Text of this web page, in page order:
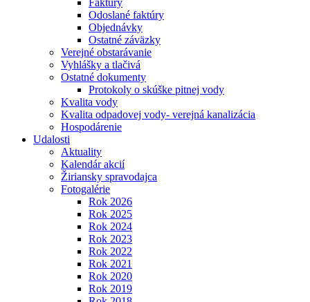
Faktúry
Odoslané faktúry
Objednávky
Ostatné záväzky
Verejné obstarávanie
Vyhlášky a tlačivá
Ostatné dokumenty
Protokoly o skúške pitnej vody
Kvalita vody
Kvalita odpadovej vody- verejná kanalizácia
Hospodárenie
Udalosti
Aktuality
Kalendár akcií
Žiriansky spravodajca
Fotogalérie
Rok 2026
Rok 2025
Rok 2024
Rok 2023
Rok 2022
Rok 2021
Rok 2020
Rok 2019